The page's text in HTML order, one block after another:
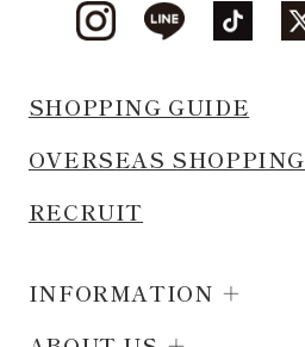
SHOPPING GUIDE
OVERSEAS SHOPPING
RECRUIT
INFORMATION